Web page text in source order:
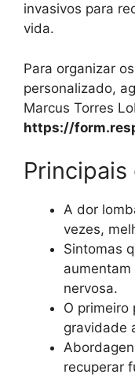
invasivos para
vida.
Para organizar
personalizado,
Marcus Torres
https://
A dor
vezes,
Sintomas
nervosa.
O primeiro
gravidade
recuperar